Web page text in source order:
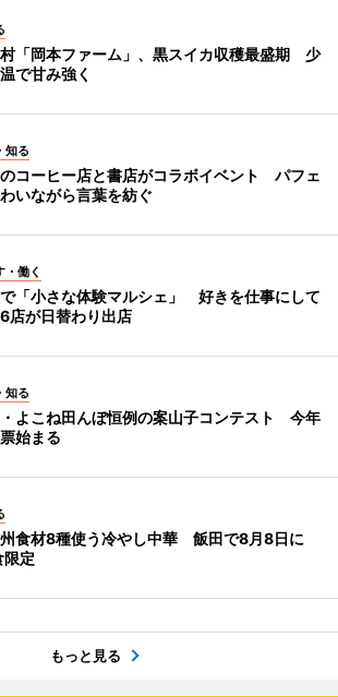
「岡本ファーム」、黒スイカ収穫最盛期 少
で甘み強く
知る
コーヒー店と書店がコラボイベント パフェ
いながら言葉を紡ぐ
・働く
「小さな体験マルシェ」 好きを仕事にして
店が日替わり出店
知る
よこね田んぼ恒例の案山子コンテスト 今年
始まる
食材8種使う冷やし中華 飯田で8月8日に
定
もっと見る